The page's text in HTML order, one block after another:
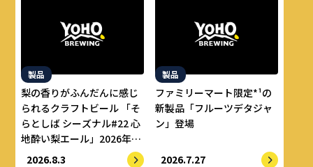
製品
梨の香りがふんだんに感じ
られるクラフトビール 「そ
らとしば シーズナル#22 心
地酔い梨エール」2026年8
月上旬より数量限定で提供
2026.8.3
製品
ファミリーマート限定*¹の
新製品「フルーツデタジャ
ン」登場
2026.7.27